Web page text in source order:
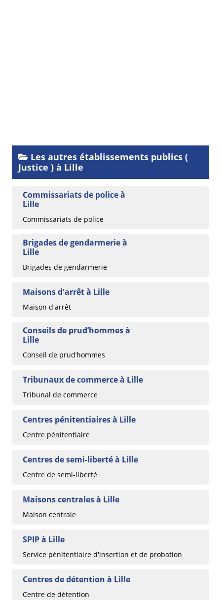
Les autres établissements publics (
Justice ) à Lille
Commissariats de police à
Lille
Commissariats de police
Brigades de gendarmerie à
Lille
Brigades de gendarmerie
Maisons d'arrêt à Lille
Maison d'arrêt
Conseils de prud’hommes à
Lille
Conseil de prud’hommes
Tribunaux de commerce à Lille
Tribunal de commerce
Centres pénitentiaires à Lille
Centre pénitentiaire
Centres de semi-liberté à Lille
Centre de semi-liberté
Maisons centrales à Lille
Maison centrale
SPIP à Lille
Service pénitentiaire d'insertion et de probation
Centres de détention à Lille
Centre de détention